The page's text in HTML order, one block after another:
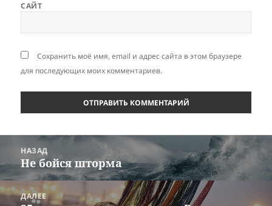
САЙТ
Сохранить моё имя, email и адрес сайта в этом браузере
для последующих моих комментариев.
Навигация
записям
НАЗАД
Предыдущая
запись:
Не бойся шторма
ДАЛЕЕ